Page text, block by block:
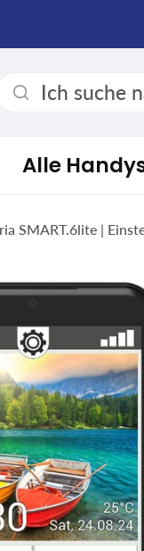
Alle
SMART.6lite |